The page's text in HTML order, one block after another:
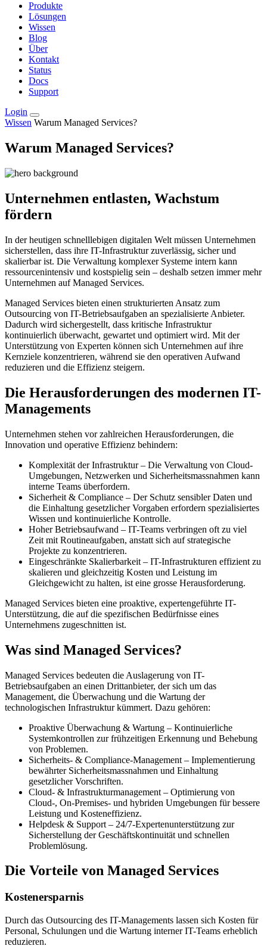
Produkte
Lösungen
Wissen
Blog
Über
Kontakt
Status
Docs
Support
Login
Wissen Warum Managed Services?
Warum Managed Services?
Unternehmen entlasten, Wachstum
fördern
In der heutigen schnelllebigen digitalen Welt müssen Unternehmen
sicherstellen, dass ihre IT-Infrastruktur zuverlässig, sicher und
skalierbar ist. Die Verwaltung komplexer Systeme intern kann
ressourcenintensiv und kostspielig sein – deshalb setzen immer mehr
Unternehmen auf Managed Services.
Managed Services bieten einen strukturierten Ansatz zum
Outsourcing von IT-Betriebsaufgaben an spezialisierte Anbieter.
Dadurch wird sichergestellt, dass kritische Infrastruktur
kontinuierlich überwacht, gewartet und optimiert wird. Mit der
Unterstützung von Experten können sich Unternehmen auf ihre
Kernziele konzentrieren, während sie den operativen Aufwand
reduzieren und die Effizienz steigern.
Die Herausforderungen des modernen IT-
Managements
Unternehmen stehen vor zahlreichen Herausforderungen, die
Innovation und operative Effizienz behindern:
Komplexität der Infrastruktur – Die Verwaltung von Cloud-
Umgebungen, Netzwerken und Sicherheitsmassnahmen kann
interne Teams überfordern.
Sicherheit & Compliance – Der Schutz sensibler Daten und
die Einhaltung gesetzlicher Vorgaben erfordern spezialisiertes
Wissen und kontinuierliche Kontrolle.
Hoher Betriebsaufwand – IT-Teams verbringen oft zu viel
Zeit mit Routineaufgaben, anstatt sich auf strategische
Projekte zu konzentrieren.
Eingeschränkte Skalierbarkeit – IT-Infrastrukturen effizient zu
skalieren und gleichzeitig Kosten und Leistung im
Gleichgewicht zu halten, ist eine grosse Herausforderung.
Managed Services bieten eine proaktive, expertengeführte IT-
Unterstützung, die auf die spezifischen Bedürfnisse eines
Unternehmens zugeschnitten ist.
Was sind Managed Services?
Managed Services bedeuten die Auslagerung von IT-
Betriebsaufgaben an einen Drittanbieter, der sich um das
Management, die Überwachung und die Wartung der
technologischen Infrastruktur kümmert. Dazu gehören:
Proaktive Überwachung & Wartung – Kontinuierliche
Systemkontrollen zur frühzeitigen Erkennung und Behebung
von Problemen.
Sicherheits- & Compliance-Management – Implementierung
bewährter Sicherheitsmassnahmen und Einhaltung
gesetzlicher Vorschriften.
Cloud- & Infrastrukturmanagement – Optimierung von
Cloud-, On-Premises- und hybriden Umgebungen für bessere
Leistung und Kosteneffizienz.
Helpdesk & Support – 24/7-Expertenunterstützung zur
Sicherstellung der Geschäftskontinuität und schnellen
Problemlösung.
Die Vorteile von Managed Services
Kostenersparnis
Durch das Outsourcing des IT-Managements lassen sich Kosten für
Personal, Schulungen und die Wartung interner IT-Teams erheblich
reduzieren.